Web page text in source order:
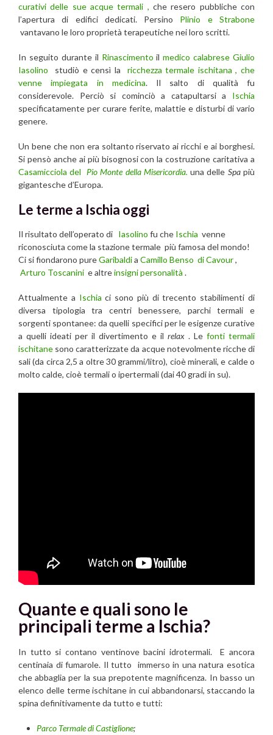
curativi delle sue acque termali , che resero pubbliche con
l’apertura di edifici dedicati. Persino Plinio e Strabone
vantavano le loro proprietà terapeutiche nei loro scritti.
In seguito durante il Rinascimento ilmedico calabrese Giulio
Iasolino studiò e censì la ricchezza termale ischitana , che
venne impiegata in medicina. Il salto di qualità fu
considerevole. Perciò si cominciò a catapultarsi a Ischia
specificatamente per curare ferite, malattie e disturbi di vario
genere.
Un bene che non era soltanto riservato ai ricchi e ai borghesi.
Si pensò anche ai più bisognosi con la costruzione caritativa a
Casamicciola del Pio Monte della Misericordia. una delle Spapiù
gigantesche d’Europa.
Le terme a Ischia oggi
Il risultato dell’operato di Iasolino fu che Ischia venne
riconosciuta come la stazione termale più famosa del mondo!
Ci si fiondarono pureGaribaldia Camillo Benso di Cavour,
Arturo Toscanini e altreinsigni personalità .
Attualmente a Ischia ci sono più di trecento stabilimenti di
diversa tipologia tra centri benessere, parchi termali e
sorgenti spontanee: da quelli specifici per le esigenze curative
a quelli ideati per il divertimento e il relax . Le fonti termali
ischitane sono caratterizzate da acque notevolmente ricche di
sali (da circa 2,5 a oltre 30 grammi/litro), cioè minerali, e calde o
molto calde, cioè termali o ipertermali (dai 40 gradi in su).
Quante e quali sono le
principali terme a Ischia?
In tutto si contano ventinove bacini idrotermali. E ancora
centinaia di fumarole. Il tutto immerso in una natura esotica
che abbaglia per la sua prepotente magnificenza. In basso un
elenco delle terme ischitane in cui abbandonarsi, staccando la
spina definitivamente da tutto e tutti:
Parco Termale di Castiglione;